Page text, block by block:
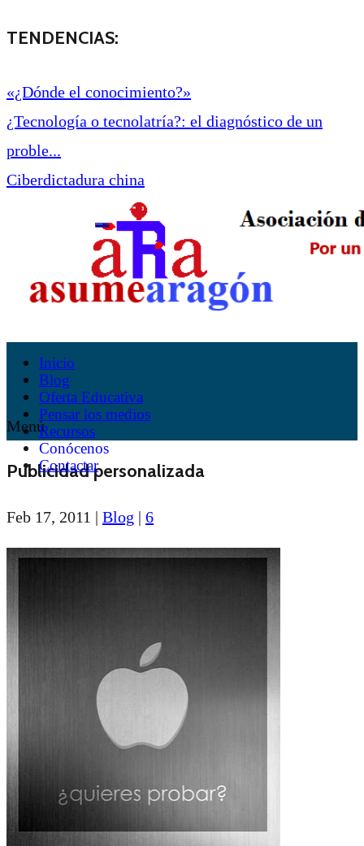
TENDENCIAS:
«¿Dónde el conocimiento?»
¿Tecnología o tecnolatría?: el diagnóstico de un
proble...
Ciberdictadura china
Inicio
Blog
Oferta Educativa
Pensar los medios
Recursos
Conócenos
Contactar
Menú
Publicidad personalizada
Feb 17, 2011 | Blog | 6